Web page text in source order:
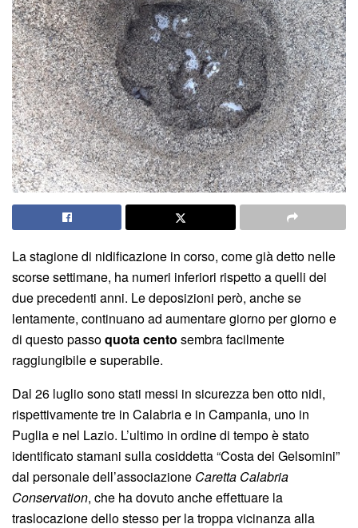
La stagione di nidificazione in corso, come già detto nelle
scorse settimane, ha numeri inferiori rispetto a quelli dei
due precedenti anni. Le deposizioni però, anche se
lentamente, continuano ad aumentare giorno per giorno e
di questo passoquota cento sembra facilmente
raggiungibile e superabile.
Dal 26 luglio sono stati messi in sicurezza ben otto nidi,
rispettivamente tre in Calabria e in Campania, uno in
Puglia e nel Lazio. L’ultimo in ordine di tempo è stato
identificato stamani sulla cosiddetta “Costa dei Gelsomini”
dal personale dell’associazione Caretta Calabria
Conservation, che ha dovuto anche effettuare la
traslocazione dello stesso per la troppa vicinanza alla